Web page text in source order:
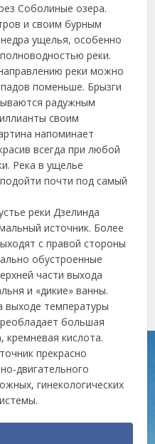
Соболиные озера.
и своим бурным
ущелья, особенно
реки.
реки можно
поменьше. Брызги
радужным
своим
напоминает
всегда при любой
Река в ущелье
почти под самый
реки Дзелинда
источник. Более
с правой стороны
обустроенные
части выхода
и «дикие» ванны.
выходе температуры
большая
кремневая кислота.
прекрасно
двигательного
гинекологических